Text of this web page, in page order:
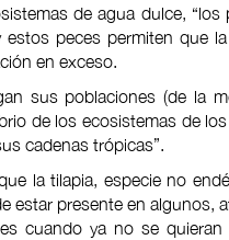
de agua dulce,
estos peces permiten que
en exceso.
sus poblaciones (de la
de los ecosistemas de
cadenas trópicas”.
la tilapia, especie no
estar presente en algunos,
cuando ya no se